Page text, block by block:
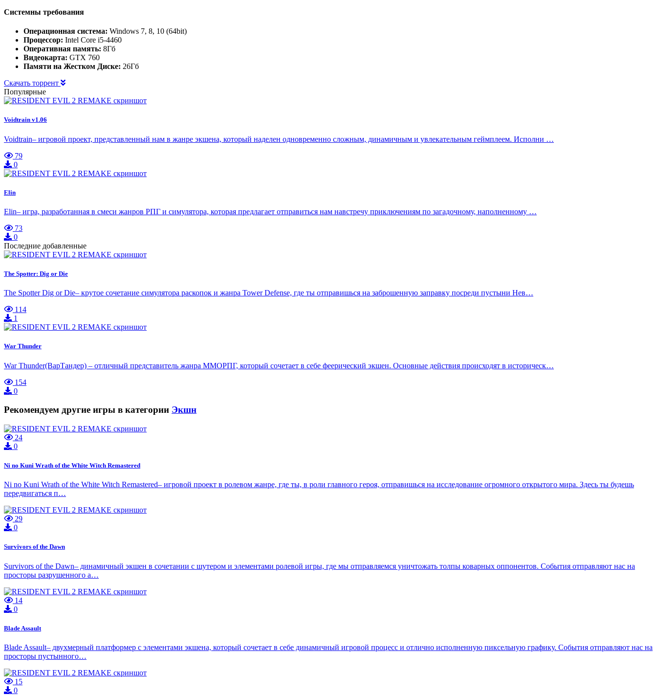
Системны требования
Операционная система: Windows 7, 8, 10 (64bit)
Процессор: Intel Core i5-4460
Оперативная память: 8Гб
Видеокарта: GTX 760
Памяти на Жестком Диске: 26Гб
Скачать торрент
Популярные
Voidtrain v1.06
Voidtrain– игровой проект, представленный нам в жанре экшена, который наделен одновременно сложным, динамичным и увлекательным геймплеем. Исполни …
79
0
Elin
Elin– игра, разработанная в смеси жанров РПГ и симулятора, которая предлагает отправиться нам навстречу приключениям по загадочному, наполненному …
73
0
Последние добавленные
The Spotter: Dig or Die
The Spotter Dig or Die– крутое сочетание симулятора раскопок и жанра Tower Defense, где ты отправишься на заброшенную заправку посреди пустыни Нев…
114
1
War Thunder
War Thunder(ВарТандер) – отличный представитель жанра ММОРПГ, который сочетает в себе феерический экшен. Основные действия происходят в историческ…
154
0
Рекомендуем другие игры в категории Экшн
24
0
Ni no Kuni Wrath of the White Witch Remastered
Ni no Kuni Wrath of the White Witch Remastered– игровой проект в ролевом жанре, где ты, в роли главного героя, отправишься на исследование огромного открытого мира. Здесь ты будешь
передвигаться п…
29
0
Survivors of the Dawn
Survivors of the Dawn– динамичный экшен в сочетании с шутером и элементами ролевой игры, где мы отправляемся уничтожать толпы коварных оппонентов. События отправляют нас на
просторы разрушенного а…
14
0
Blade Assault
Blade Assault– двухмерный платформер с элементами экшена, который сочетает в себе динамичный игровой процесс и отлично исполненную пиксельную графику. События отправляют нас на
просторы пустынного…
15
0